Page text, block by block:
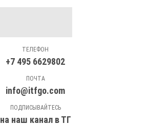
ТЕЛЕФОН
+7 495 6629802
ПОЧТА
info@itfgo.com
ПОДПИСЫВАЙТЕСЬ
на наш канал в ТГ